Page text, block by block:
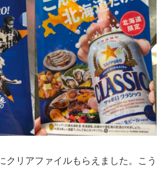
クリアファイルもらえました。こう